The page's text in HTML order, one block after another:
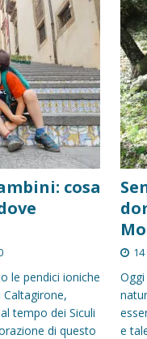
]
Organizzare un viaggio
] Rifugi e Bivacchi
E AREE PICNIC
Escursioni in Sicilia con
] Vendemmia con i
Visitare la Fiumara
] Cosa fare in Sicilia con i
cosa
le pendici ioniche
Caltagirone,
tempo dei Siculi
di questo
e